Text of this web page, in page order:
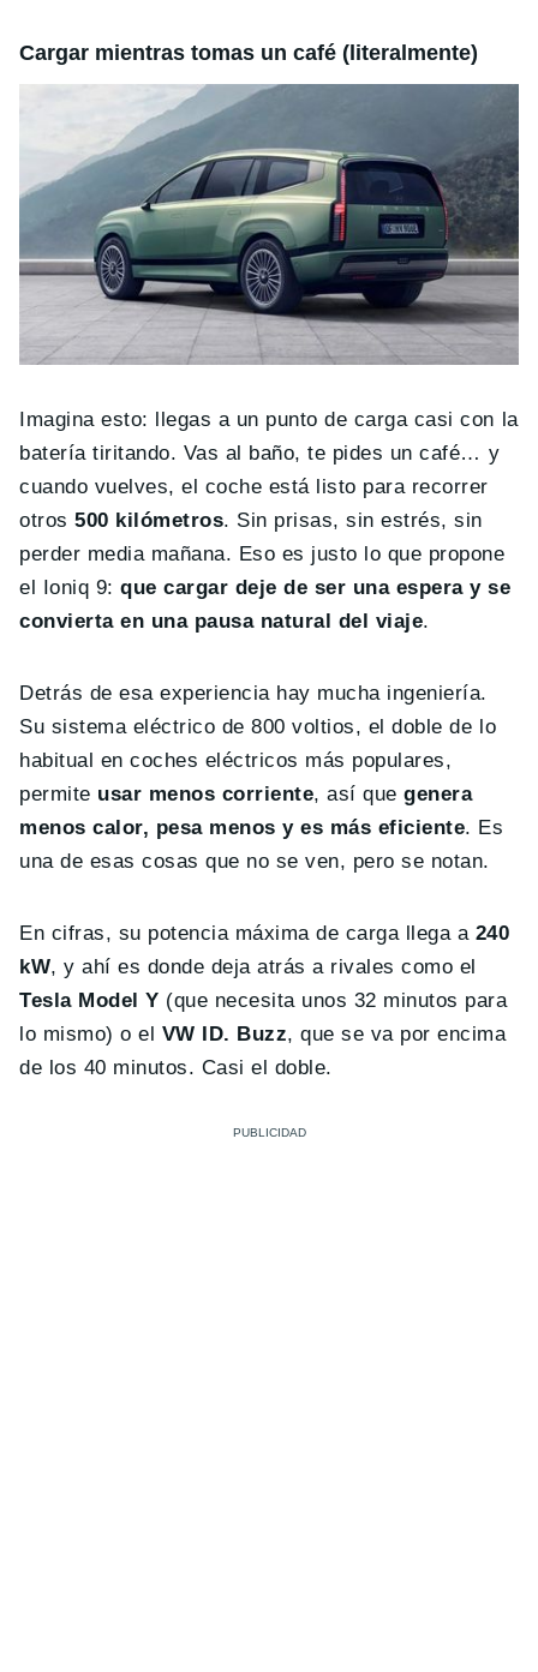
Cargar mientras tomas un café (literalmente)
Imagina esto: llegas a un punto de carga casi con la
batería tiritando. Vas al baño, te pides un café… y
cuando vuelves, el coche está listo para recorrer
otros500 kilómetros. Sin prisas, sin estrés, sin
perder media mañana. Eso es justo lo que propone
el Ioniq 9:que cargar deje de ser una espera y se
convierta en una pausa natural del viaje.
Detrás de esa experiencia hay mucha ingeniería.
Su sistema eléctrico de 800 voltios, el doble de lo
habitual en coches eléctricos más populares,
permite usar menos corriente, así quegenera
menos calor, pesa menos y es más eficiente. Es
una de esas cosas que no se ven, pero se notan.
En cifras, su potencia máxima de carga llega a 240
kW, y ahí es donde deja atrás a rivales como el
Tesla Model Y (que necesita unos 32 minutos para
lo mismo) o el VW ID. Buzz, que se va por encima
de los 40 minutos. Casi el doble.